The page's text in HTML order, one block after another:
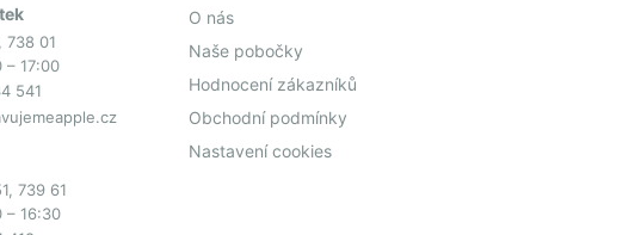
738 01
– 17:00
541
739 61
– 16:30
O nás
Naše pobočky
Hodnocení zákazníků
Obchodní podmínky
Nastavení cookies